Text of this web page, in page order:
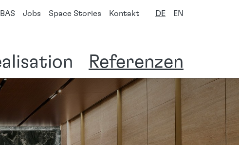
Referenzen
Jobs Space Stories Kontakt DE EN